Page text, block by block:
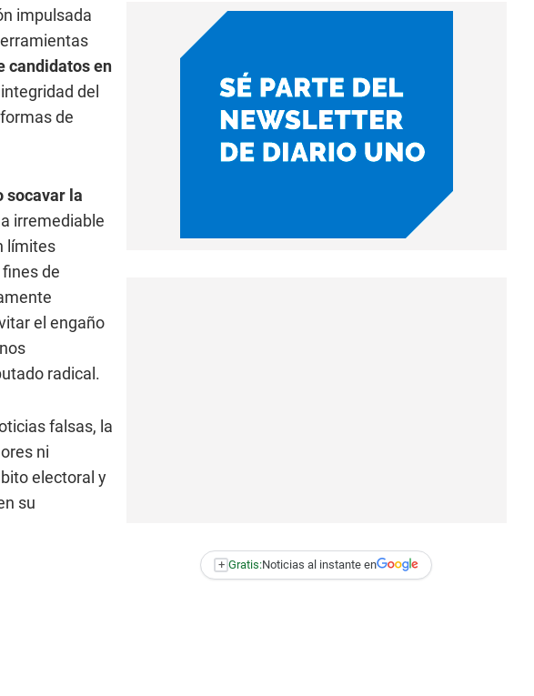
impulsada
candidatos en
del
de
socavar la
irremediable
límites
de
el engaño
radical.
falsas, la
ni
electoral y
su
+ Gratis:Noticias al instante en